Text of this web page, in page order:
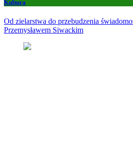
Kultura
Od zielarstwa do przebudzenia
Przemysławem Siwackim